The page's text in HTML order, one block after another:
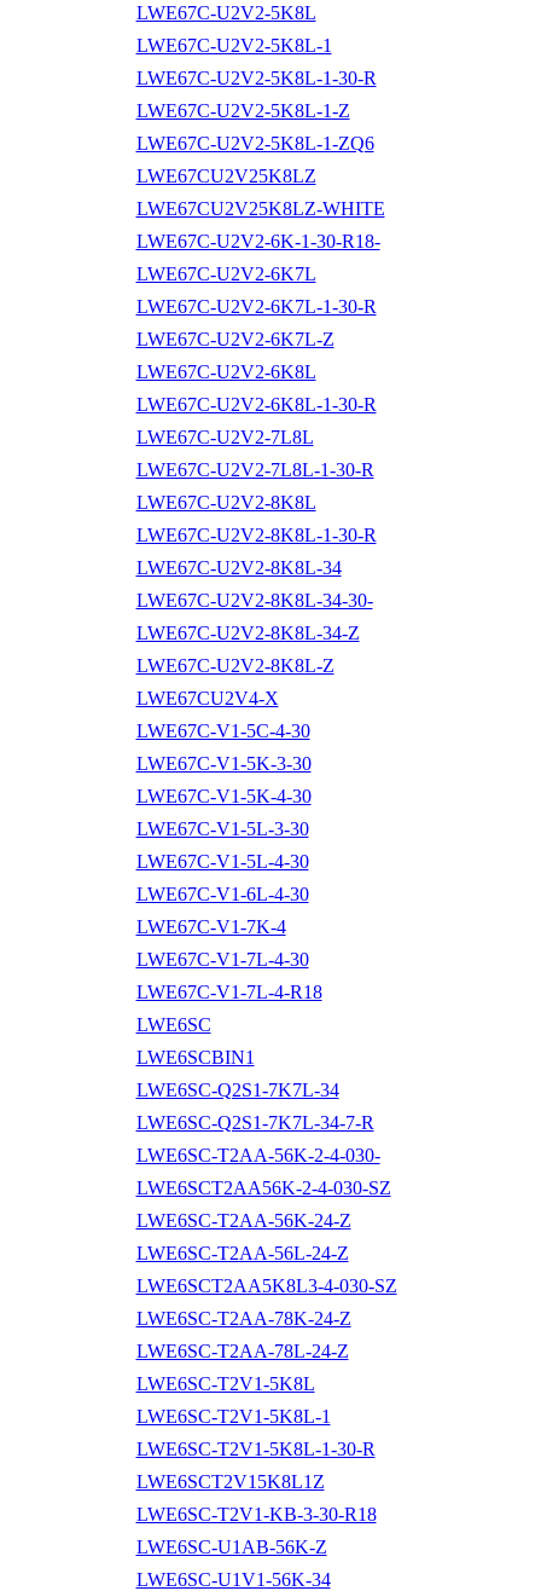
LWE67C-U2V2-5K8L
LWE67C-U2V2-5K8L-1
LWE67C-U2V2-5K8L-1-30-R
LWE67C-U2V2-5K8L-1-Z
LWE67C-U2V2-5K8L-1-ZQ6
LWE67CU2V25K8LZ
LWE67CU2V25K8LZ-WHITE
LWE67C-U2V2-6K-1-30-R18-
LWE67C-U2V2-6K7L
LWE67C-U2V2-6K7L-1-30-R
LWE67C-U2V2-6K7L-Z
LWE67C-U2V2-6K8L
LWE67C-U2V2-6K8L-1-30-R
LWE67C-U2V2-7L8L
LWE67C-U2V2-7L8L-1-30-R
LWE67C-U2V2-8K8L
LWE67C-U2V2-8K8L-1-30-R
LWE67C-U2V2-8K8L-34
LWE67C-U2V2-8K8L-34-30-
LWE67C-U2V2-8K8L-34-Z
LWE67C-U2V2-8K8L-Z
LWE67CU2V4-X
LWE67C-V1-5C-4-30
LWE67C-V1-5K-3-30
LWE67C-V1-5K-4-30
LWE67C-V1-5L-3-30
LWE67C-V1-5L-4-30
LWE67C-V1-6L-4-30
LWE67C-V1-7K-4
LWE67C-V1-7L-4-30
LWE67C-V1-7L-4-R18
LWE6SC
LWE6SCBIN1
LWE6SC-Q2S1-7K7L-34
LWE6SC-Q2S1-7K7L-34-7-R
LWE6SC-T2AA-56K-2-4-030-
LWE6SCT2AA56K-2-4-030-SZ
LWE6SC-T2AA-56K-24-Z
LWE6SC-T2AA-56L-24-Z
LWE6SCT2AA5K8L3-4-030-SZ
LWE6SC-T2AA-78K-24-Z
LWE6SC-T2AA-78L-24-Z
LWE6SC-T2V1-5K8L
LWE6SC-T2V1-5K8L-1
LWE6SC-T2V1-5K8L-1-30-R
LWE6SCT2V15K8L1Z
LWE6SC-T2V1-KB-3-30-R18
LWE6SC-U1AB-56K-Z
LWE6SC-U1V1-56K-34